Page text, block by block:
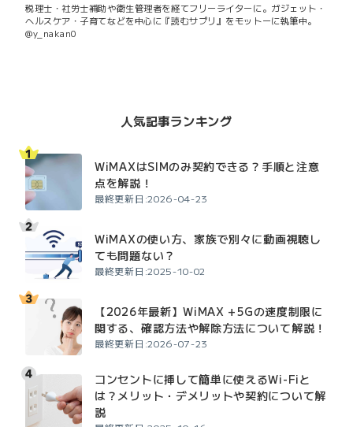
税理士・社労士補助や衛生管理者を経てフリーライターに。ガジェット・
ヘルスケア・子育てなどを中心に『読むサプリ』をモットーに執筆中。
@y_nakan0
人気記事ランキング
WiMAXはSIMのみ契約できる？手順と注意
点を解説！
最終更新日:2026-04-23
WiMAXの使い方、家族で別々に動画視聴し
ても問題ない？
最終更新日:2025-10-02
【2026年最新】WiMAX +5Gの速度制限に
関する、確認方法や解除方法について解説！
最終更新日:2026-07-23
コンセントに挿して簡単に使えるWi-Fiと
は？メリット・デメリットや契約について解
説